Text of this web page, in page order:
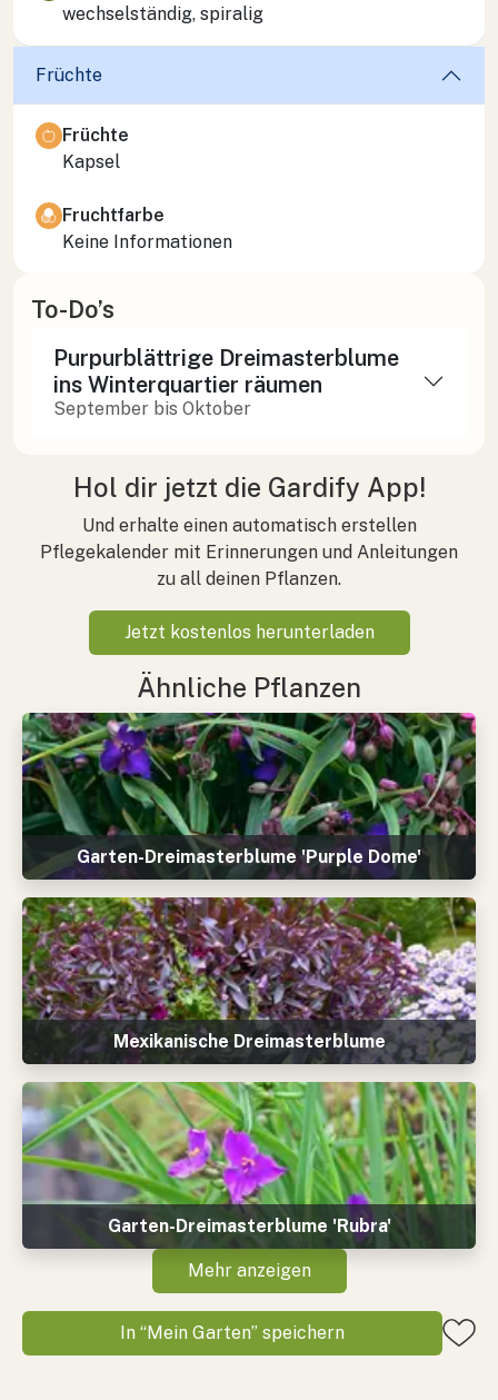
wechselständig, spiralig
Früchte
Früchte
Kapsel
Fruchtfarbe
Keine Informationen
To-Do’s
Purpurblättrige Dreimasterblume
ins Winterquartier räumen
September bis Oktober
Hol dir jetzt die Gardify App!
Und erhalte einen automatisch erstellen
Pflegekalender mit Erinnerungen und Anleitungen
zu all deinen Pflanzen.
Jetzt kostenlos herunterladen
Ähnliche Pflanzen
Garten-Dreimasterblume 'Purple Dome'
Mexikanische Dreimasterblume
Garten-Dreimasterblume 'Rubra'
Mehr anzeigen
In “Mein Garten” speichern